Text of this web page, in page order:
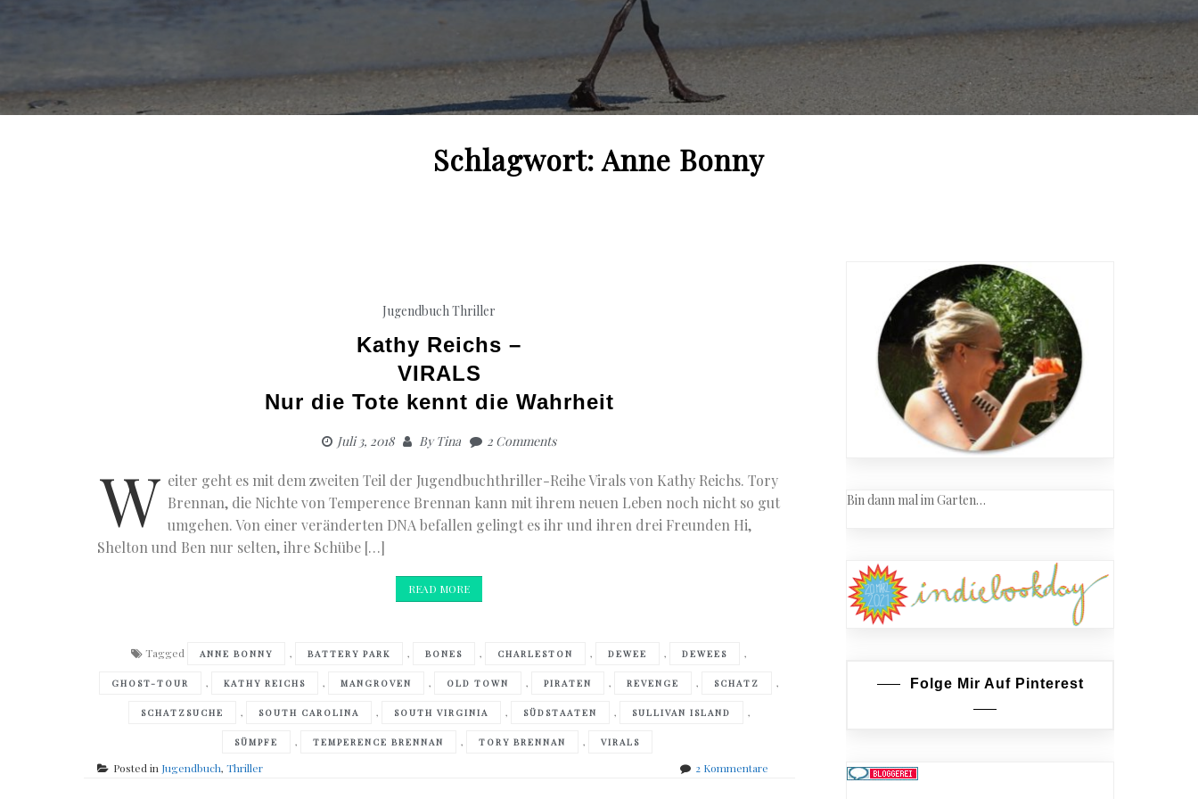
Schlagwort:Anne Bonny
JugendbuchThriller
Kathy Reichs –
VIRALS
Nur die Tote kennt die Wahrheit
Juli 3, 2018 ByTina 2 Comments
W eiter geht es mit dem zweiten Teil der Jugendbuchthriller-Reihe Virals von Kathy Reichs. Tory
Brennan, die Nichte von Temperence Brennan kann mit ihrem neuen Leben noch nicht so gut
umgehen. Von einer veränderten DNA befallen gelingt es ihr und ihren drei Freunden Hi,
Shelton und Ben nur selten, ihre Schübe […]
READ MORE
Tagged ANNE BONNY , BATTERY PARK , BONES , CHARLESTON , DEWEE , DEWEES ,
GHOST-TOUR , KATHY REICHS , MANGROVEN , OLD TOWN , PIRATEN , REVENGE , SCHATZ ,
SCHATZSUCHE , SOUTH CAROLINA , SOUTH VIRGINIA , SÜDSTAATEN , SULLIVAN ISLAND ,
SÜMPFE , TEMPERENCE BRENNAN , TORY BRENNAN , VIRALS
Posted in Jugendbuch,Thriller 2 Kommentarezu
Bin dann mal im Garten…
Folge Mir Auf Pinterest